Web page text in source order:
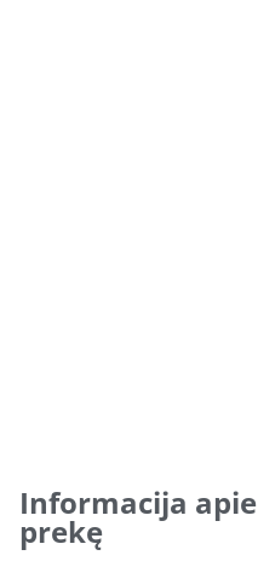
Informacija apie
prekę